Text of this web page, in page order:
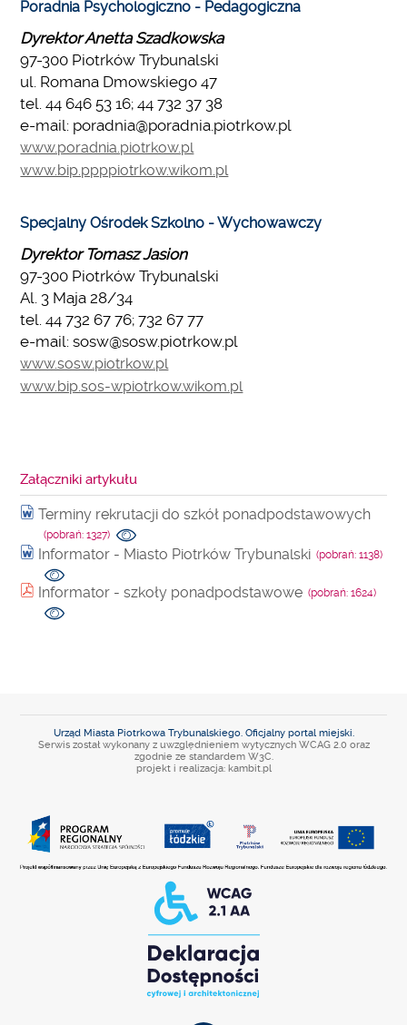
Poradnia Psychologiczno - Pedagogiczna
Dyrektor Anetta Szadkowska
97-300 Piotrków Trybunalski
ul. Romana Dmowskiego 47
tel. 44 646 53 16; 44 732 37 38
e-mail: poradnia@poradnia.piotrkow.pl
www.poradnia.piotrkow.pl
www.bip.ppppiotrkow.wikom.pl
Specjalny Ośrodek Szkolno - Wychowawczy
Dyrektor Tomasz Jasion
97-300 Piotrków Trybunalski
Al. 3 Maja 28/34
tel. 44 732 67 76; 732 67 77
e-mail: sosw@sosw.piotrkow.pl
www.sosw.piotrkow.pl
www.bip.sos-wpiotrkow.wikom.pl
Załączniki artykułu
Terminy rekrutacji do szkół ponadpodstawowych
(pobrań: 1327)
Informator - Miasto Piotrków Trybunalski (pobrań: 1138)
Informator - szkoły ponadpodstawowe (pobrań: 1624)
Urząd Miasta Piotrkowa Trybunalskiego. Oficjalny portal miejski.
Serwis został wykonany z uwzględnieniem wytycznych WCAG 2.0 oraz
zgodnie ze standardem W3C.
projekt i realizacja: kambit.pl